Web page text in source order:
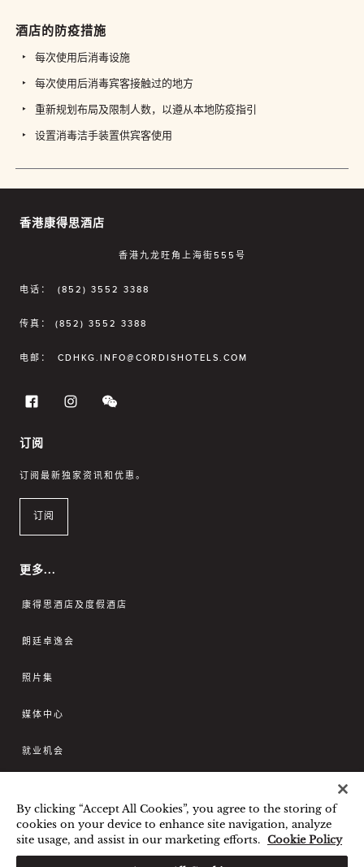
酒店的防疫措施
每次使用后消毒设施
每次使用后消毒宾客接触过的地方
重新规划布局及限制人数，以遵从本地防疫指引
设置消毒洁手装置供宾客使用
香港康得思酒店
香港九龙旺角上海街555号
电话： (852) 3552 3388
传真： (852) 3552 3388
电邮： CDHKG.INFO@CORDISHOTELS.COM
订阅
订阅最新独家资讯和优惠。
订阅
更多...
康得思酒店及度假酒店
朗廷卓逸会
照片集
媒体中心
就业机会
最优惠房价保证 条款及细则 隐私政策
您好，我可以帮您预订房间或
解答您的任何疑问。
By clicking “Accept All Cookies”, you agree to the storing of
cookies on your device to enhance site navigation, analyze
site usage, and assist in our marketing efforts. Cookie Policy